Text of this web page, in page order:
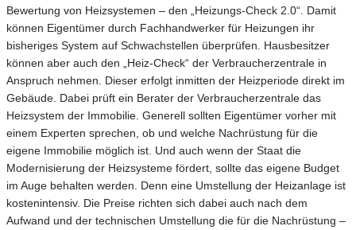
Bewertung von Heizsystemen – den „Heizungs-Check 2.0“. Damit
können Eigentümer durch Fachhandwerker für Heizungen ihr
bisheriges System auf Schwachstellen überprüfen. Hausbesitzer
können aber auch den „Heiz-Check“ der Verbraucherzentrale in
Anspruch nehmen. Dieser erfolgt inmitten der Heizperiode direkt im
Gebäude. Dabei prüft ein Berater der Verbraucherzentrale das
Heizsystem der Immobilie. Generell sollten Eigentümer vorher mit
einem Experten sprechen, ob und welche Nachrüstung für die
eigene Immobilie möglich ist. Und auch wenn der Staat die
Modernisierung der Heizsysteme fördert, sollte das eigene Budget
im Auge behalten werden. Denn eine Umstellung der Heizanlage ist
kostenintensiv. Die Preise richten sich dabei auch nach dem
Aufwand und der technischen Umstellung die für die Nachrüstung –